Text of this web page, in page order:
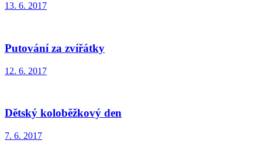
13. 6. 2017
Putování za zvířátky
12. 6. 2017
Dětský koloběžkový den
7. 6. 2017